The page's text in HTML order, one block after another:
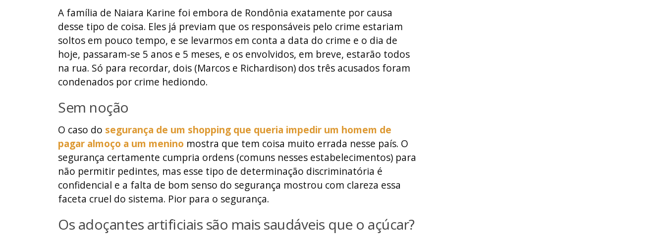
A família de Naiara Karine foi embora de Rondônia exatamente por causa
desse tipo de coisa. Eles já previam que os responsáveis pelo crime estariam
soltos em pouco tempo, e se levarmos em conta a data do crime e o dia de
hoje, passaram-se 5 anos e 5 meses, e os envolvidos, em breve, estarão todos
na rua. Só para recordar, dois (Marcos e Richardison) dos três acusados foram
condenados por crime hediondo.
Sem noção
O caso do segurança de um shopping que queria impedir um homem de
pagar almoço a um menino mostra que tem coisa muito errada nesse país. O
segurança certamente cumpria ordens (comuns nesses estabelecimentos) para
não permitir pedintes, mas esse tipo de determinação discriminatória é
confidencial e a falta de bom senso do segurança mostrou com clareza essa
faceta cruel do sistema. Pior para o segurança.
Os adoçantes artificiais são mais saudáveis que o açúcar?